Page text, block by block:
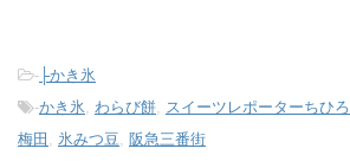
- ├かき氷
-かき氷 わらび餅 スイーツレポーターちひろ
梅田
氷みつ豆 阪急三番街